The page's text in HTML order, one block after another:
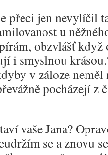
přeci jen nevylíčil
u
obzvlášť
i smyslnou
v záloze
pocházejí z
vaše Jana?
se a znovu